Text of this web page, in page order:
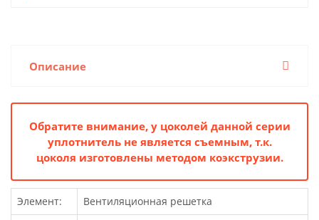
Описание
Обратите внимание, у цоколей данной серии
уплотнитель не является съемным, т.к.
цоколя изготовлены методом коэкструзии.
Элемент:
Вентиляционная решетка